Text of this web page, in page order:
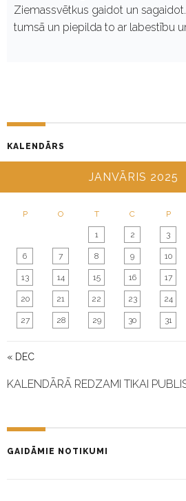
Ziemassvētkus gaidot un
tumsā un piepilda to ar labestību
KALENDĀRS
JANVĀRIS 2025
P O T C P
« DEC
1 2 3
6 7 8 9 10
13 14 15 16 17
20 21 22 23 24
27 28 29 30 31
KALENDĀRĀ REDZAMI TIKAI
GAIDĀMIE NOTIKUMI